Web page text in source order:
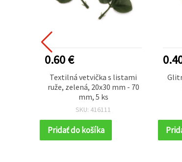
0.60 €
Textilná vetvička s listami
ruže, zelená, 20x30 mm - 70
mm, 5 ks
SKU: 416111
Pridať do košíka